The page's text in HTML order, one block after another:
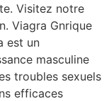
Visitez notre
Viagra Gnrique
est un
masculine
troubles sexuels
efficaces